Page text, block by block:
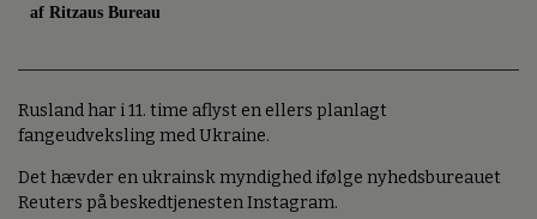
af Ritzaus Bureau
Rusland har i 11. time aflyst en ellers planlagt
fangeudveksling med Ukraine.
Det hævder en ukrainsk myndighed ifølge nyhedsbureauet
Reuters på beskedtjenesten Instagram.